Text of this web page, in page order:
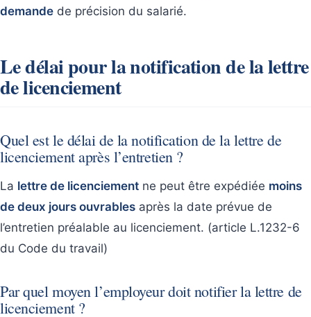
demande de précision du salarié.
Le délai pour la notification de la lettre
de licenciement
Quel est le délai de la notification de la lettre de
licenciement après l’entretien ?
La lettre de licenciement ne peut être expédiée moins
de deux jours ouvrables après la date prévue de
l’entretien préalable au licenciement. (article L.1232-6
du Code du travail)
Par quel moyen l’employeur doit notifier la lettre de
licenciement ?